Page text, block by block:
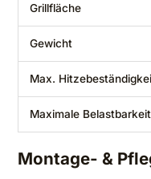
Grillfläche
Gewicht
Max.
Maximale Belastbarkeit
Montage- &